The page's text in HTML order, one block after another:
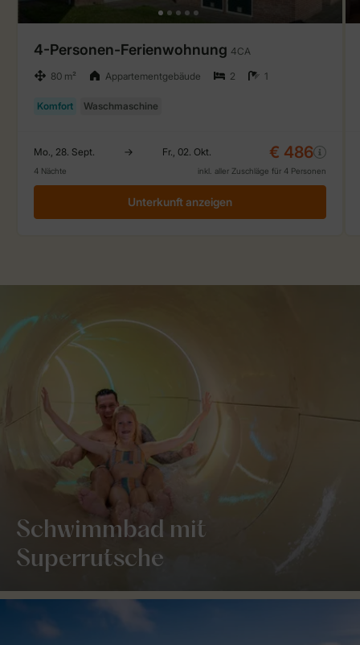
Schwimmbad mit
Superrutsche